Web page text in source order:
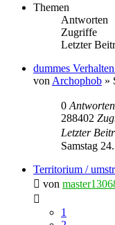
Themen
Antworten
Zugriffe
Letzter
dummes
von Archophob »
0 Antworten
288402
Letzter
Samstag
Territorium /
von
1